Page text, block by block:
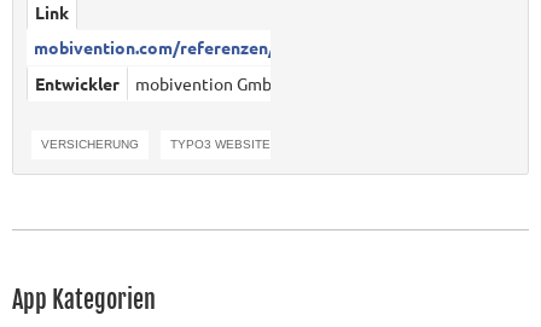
Link
mobivention.com/referenzen/mei...
Entwickler
mobivention GmbH
VERSICHERUNG TYPO3 WEBSITE
App Kategorien